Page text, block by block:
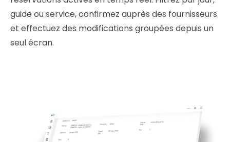
guide ou service, confirmez auprès des fournisseurs
et effectuez des modifications groupées depuis un
seul écran.